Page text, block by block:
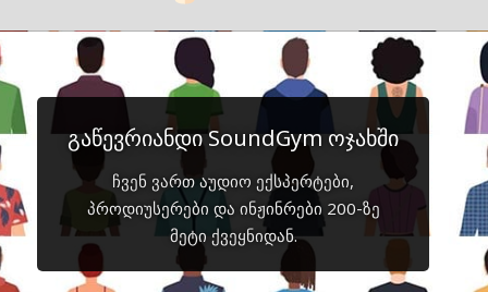
გაწევრიანდი SoundGym ოჯახში
ჩვენ ვართ აუდიო ექსპერტები,
პროდიუსერები და ინჟინრები 200-ზე
მეტი ქვეყნიდან.